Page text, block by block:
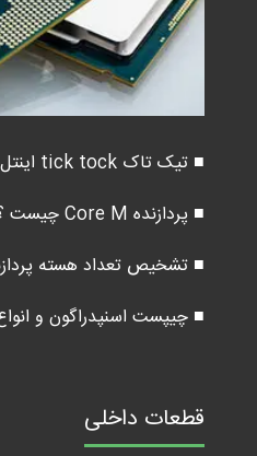
■ تیک تاک tick tock اینتل چیست
■ پردازنده Core M چیست ؟
■ تشخیص تعداد هسته
■ چیپست اسنپدراگون و
قطعات داخلی